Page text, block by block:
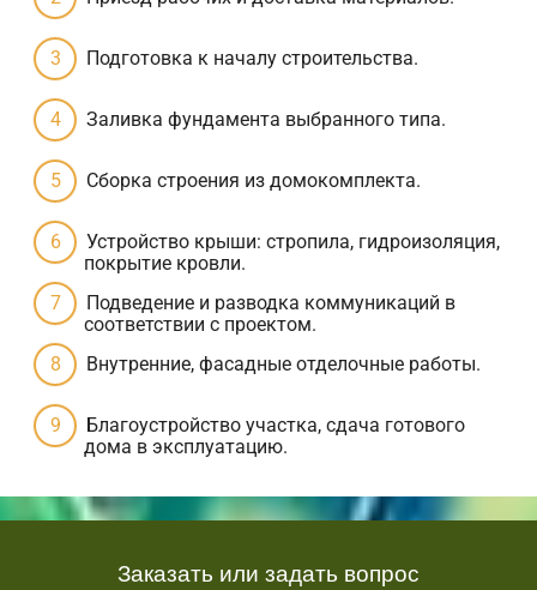
Подготовка к началу строительства.
Заливка фундамента выбранного типа.
Сборка строения из домокомплекта.
Устройство крыши: стропила, гидроизоляция,
покрытие кровли.
Подведение и разводка коммуникаций в
соответствии с проектом.
Внутренние, фасадные отделочные работы.
Благоустройство участка, сдача готового
дома в эксплуатацию.
Заказать или задать вопрос